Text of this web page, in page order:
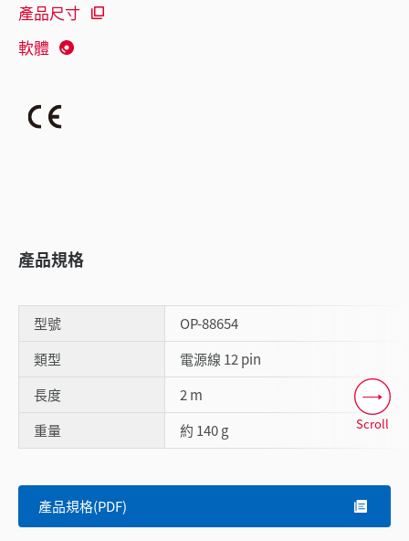
產品尺寸
軟體
產品規格
型號
OP-88654
類型
電源線 12 pin
長度
2 m
重量
約 140 g Scroll
產品規格(PDF)